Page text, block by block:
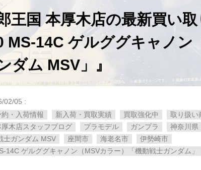
王国 本厚木店の最新買い
MS-14C ゲルググキャノン
ダム MSV」』
02/05 :
・入荷情報
新入荷・買取実績 買取強化中 取り扱い
木店スタッフブログ
プラモデル ガンプラ 神奈川県
士ガンダム MSV 座間市 海老名市
伊勢崎市
14C ゲルググキャノン（MSVカラー）「機動戦士ガンダム」